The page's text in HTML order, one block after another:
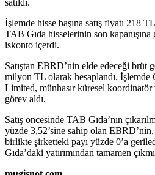
İşlemde hisse başına satış fiyatı 218
TAB Gıda hisselerinin son
iskonto içerdi.
Satıştan EBRD’nin elde edeceği brüt
milyon TL olarak hesaplandı.
Limited, münhasır küresel koordinatör
görev aldı.
Satış öncesinde TAB Gıda’nın
yüzde 3,52’sine sahip olan
birlikte şirketteki payı yüzde 0’a
Gıda’daki yatırımından tamamen